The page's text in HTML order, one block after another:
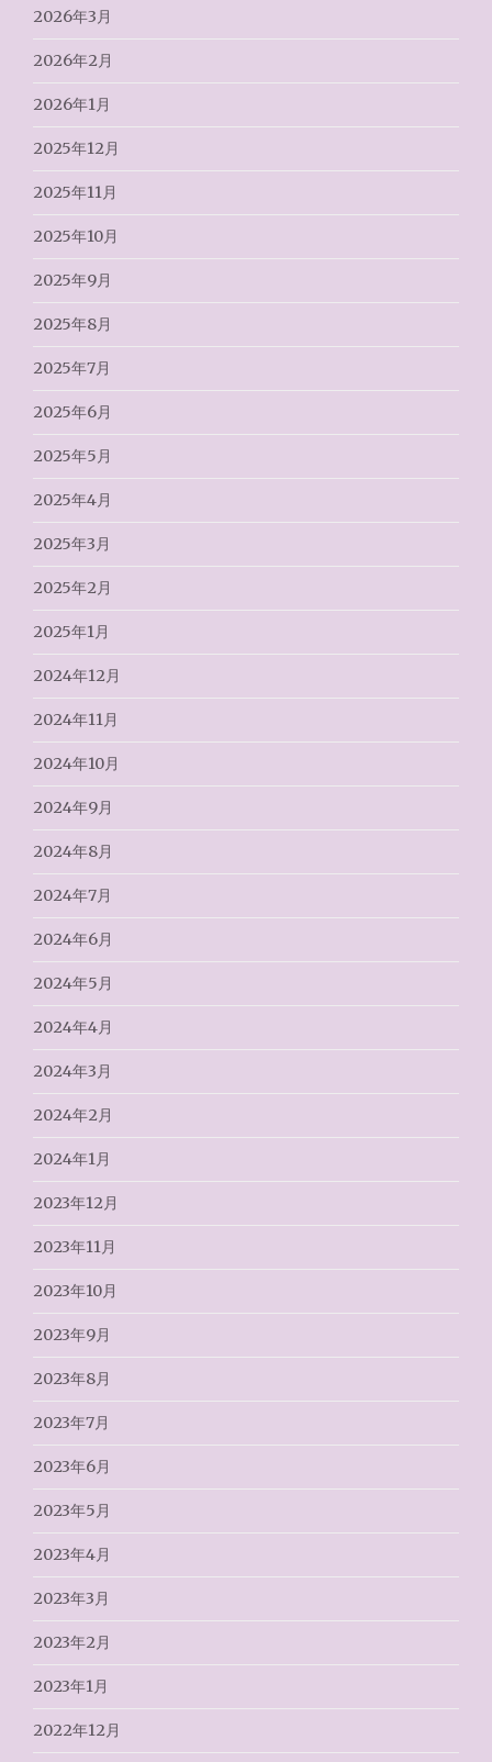
2026年3月
2026年2月
2026年1月
2025年12月
2025年11月
2025年10月
2025年9月
2025年8月
2025年7月
2025年6月
2025年5月
2025年4月
2025年3月
2025年2月
2025年1月
2024年12月
2024年11月
2024年10月
2024年9月
2024年8月
2024年7月
2024年6月
2024年5月
2024年4月
2024年3月
2024年2月
2024年1月
2023年12月
2023年11月
2023年10月
2023年9月
2023年8月
2023年7月
2023年6月
2023年5月
2023年4月
2023年3月
2023年2月
2023年1月
2022年12月